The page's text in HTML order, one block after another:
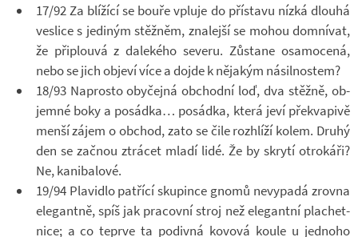
17/92 Za blí­žící se bouře vpluje do pří­stavu nízká dlouhá
ves­lice s je­di­ným stěž­něm, zna­lejší se mohou do­mní­vat,
že při­plouvá z da­le­kého se­veru. Zů­stane osa­mo­cená,
nebo se jich ob­jeví více a dojde k ně­ja­kým ná­sil­nos­tem?
18/93 Na­prosto oby­čejná ob­chodní loď, dva stěžně, ob­
jemné boky a po­sádka… po­sádka, která jeví pře­kva­pivě
menší zájem o ob­chod, zato se čile roz­hlíží kolem. Druhý
den se za­čnou ztrá­cet mladí lidé. Že by skrytí ot­ro­káři?
Ne, ka­ni­ba­lové.
19/94 Pla­vi­dlo pa­t­řící sku­pince gnomů ne­vy­padá zrovna
ele­gantně, spíš jak pra­covní stroj než ele­gantní pla­chet­
nice; a co te­prve ta po­divná ko­vová koule u jed­noho